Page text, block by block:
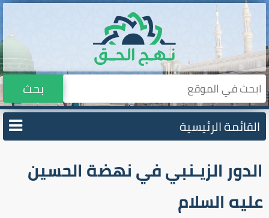
بحث
القائمة الرئيسية
الدور‌ الزيـنبي في نهضة الحسين
عليه السلام